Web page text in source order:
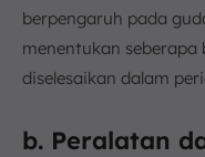
berpengaruh pada
menentukan
diselesaikan dalam
b. Peralatan